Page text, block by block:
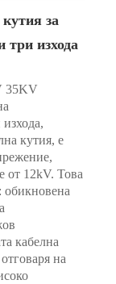
за
три изхода
35KV
кутия, е
от 12kV. Това
обикновена
кабелна
на